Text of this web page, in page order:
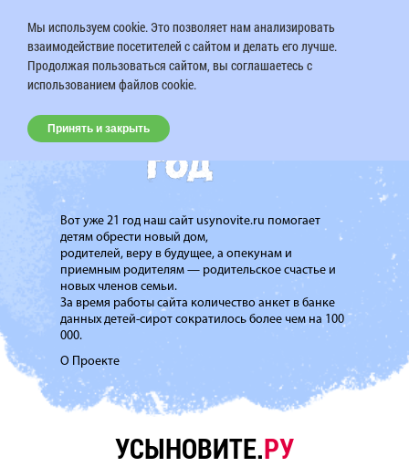
Вот уже 21 год наш сайт usynovite.ru помогает
детям обрести новый дом,
родителей, веру в будущее, а опекунам и
приемным родителям — родительское счастье и
новых членов семьи.
За время работы сайта количество анкет в банке
данных детей-сирот сократилось более чем на 100
000.
О Проекте
УСЫНОВИТЕ.РУ
Мы используем cookie. Это позволяет нам анализировать
взаимодействие посетителей с сайтом и делать его лучше.
Продолжая пользоваться сайтом, вы соглашаетесь с
использованием файлов cookie.
Принять и закрыть